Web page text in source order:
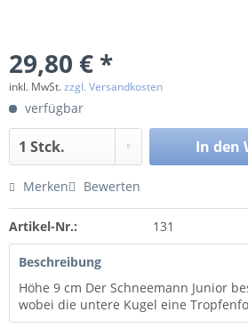
29,80 € *
inkl. MwSt.zzgl. Versandkosten
verfügbar
In den
Merken Bewerten
Artikel-Nr.: 131
Beschreibung
Höhe 9 cm Der Schneemann Junior
wobei die untere Kugel eine